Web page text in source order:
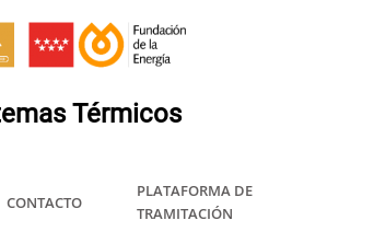
CONTACTO
PLATAFORMA DE
TRAMITACIÓN